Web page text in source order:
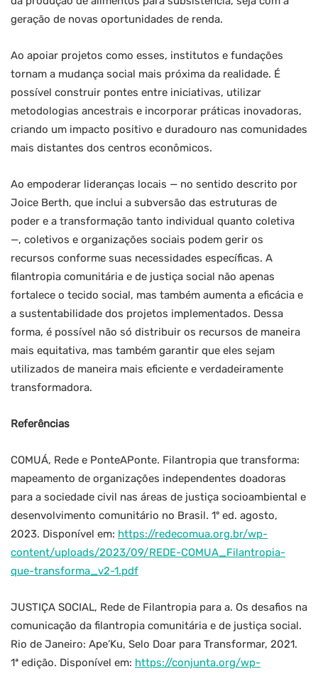
geração de novas oportunidades de renda.
Ao apoiar projetos como esses, institutos e fundações
tornam a mudança social mais próxima da realidade. É
possível construir pontes entre iniciativas, utilizar
metodologias ancestrais e incorporar práticas inovadoras,
criando um impacto positivo e duradouro nas comunidades
mais distantes dos centros econômicos.
Ao empoderar lideranças locais — no sentido descrito por
Joice Berth, que inclui a subversão das estruturas de
poder e a transformação tanto individual quanto coletiva
—, coletivos e organizações sociais podem gerir os
recursos conforme suas necessidades específicas. A
filantropia comunitária e de justiça social não apenas
fortalece o tecido social, mas também aumenta a eficácia e
a sustentabilidade dos projetos implementados. Dessa
forma, é possível não só distribuir os recursos de maneira
mais equitativa, mas também garantir que eles sejam
utilizados de maneira mais eficiente e verdadeiramente
transformadora.
Referências
COMUÁ, Rede e PonteAPonte. Filantropia que transforma:
mapeamento de organizações independentes doadoras
para a sociedade civil nas áreas de justiça socioambiental e
desenvolvimento comunitário no Brasil. 1º ed. agosto,
2023. Disponível em: https://redecomua.org.br/wp-
content/uploads/2023/09/REDE-COMUA_Filantropia-
que-transforma_v2-1.pdf
JUSTIÇA SOCIAL, Rede de Filantropia para a. Os desafios na
comunicação da filantropia comunitária e de justiça social.
Rio de Janeiro: Ape’Ku, Selo Doar para Transformar, 2021.
1ª edição. Disponível em: https://conjunta.org/wp-